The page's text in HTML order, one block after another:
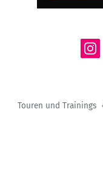
Touren und Trainings